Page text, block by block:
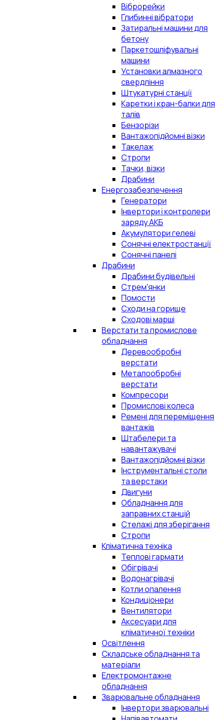
Віброрейки
Глибинні вібратори
Затиральні машини для
бетону
Паркетошліфувальні
машини
Установки алмазного
свердління
Штукатурні станції
Каретки і кран-балки для
талів
Бензорізи
Вантажопідйомні візки
Такелаж
Стропи
Тачки, візки
Драбини
Енергозабезпечення
Генератори
Інвертори і контролери
заряду АКБ
Акумулятори гелеві
Сонячні електростанції
Сонячні панелі
Драбини
Драбини будівельні
Стрем'янки
Помости
Сходи на горище
Сходові марші
Верстати та промислове
обладнання
Деревообробні
верстати
Металообробні
верстати
Компресори
Промислові колеса
Ремені для переміщення
вантажів
Штабелери та
навантажувачі
Вантажопідйомні візки
Інструментальні столи
та верстаки
Двигуни
Обладнання для
заправних станцій
Стелажі для зберігання
Стропи
Кліматична техніка
Теплові гармати
Обігрівачі
Водонагрівачі
Котли опалення
Кондиціонери
Вентилятори
Аксесуари для
кліматичної техніки
Освітлення
Складське обладнання та
матеріали
Електромонтажне
обладнання
Зварювальне обладнання
Інвертори зварювальні